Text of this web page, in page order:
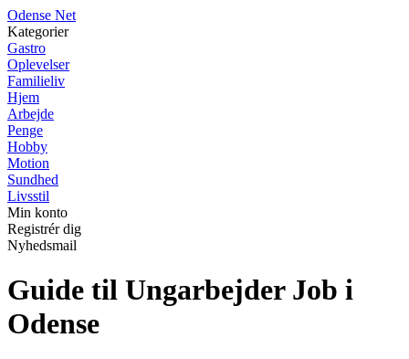
Odense Net
Kategorier
Gastro
Oplevelser
Familieliv
Hjem
Arbejde
Penge
Hobby
Motion
Sundhed
Livsstil
Min konto
Registrér dig
Nyhedsmail
Guide til Ungarbejder Job i
Odense